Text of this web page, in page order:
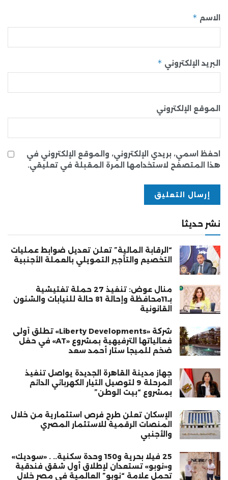
الاسم *
البريد الإلكتروني *
الموقع الإلكتروني
احفظ اسمي، بريدي الإلكتروني، والموقع الإلكتروني في
هذا المتصفح لاستخدامها المرة المقبلة في تعليقي.
نشر حديثا
“الرقابة المالية” تعلن تعديل ضوابط عمليات
التخصيم والتأجير التمويلي بالعملة الأجنبية
منال عوض: تنفيذ 27 حملة تفتيشية
بـ11محافظة وإحالة 81 حالة للنيابات والشئون
القانونية
شركة «Liberty Developments» تطلق أولى
فعالياتها الترفيهية بمشروع «AT» في حفل
ضخم للميجا ستار أحمد سعد
جهاز مدينة القاهرة الجديدة يواصل تنفيذ
المرحلة 9 لتوصيل التيار الكهربائي الدائم
بمشروع “بيت الوطن”
الإسكان تعلن طرح فرص استثمارية من خلال
المنصات الرقمية للاستثمار المصري
والأجنبي
25 فيلا بحرية و150 وحدة سكنية.. . «سوديك»
و«نوبو» تستعدان لإطلاق أول شقق فندقية
تحمل علامة “نوبو” العالمية في مصر خلال